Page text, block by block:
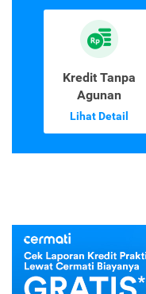
Kredit Tanpa
Agunan
Lihat Detail